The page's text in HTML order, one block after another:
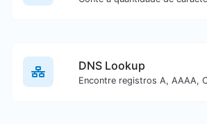
DNS Lookup